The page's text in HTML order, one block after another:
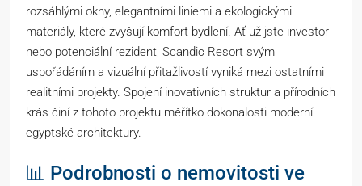
rozsáhlými okny, elegantními liniemi a ekologickými
materiály, které zvyšují komfort bydlení. Ať už jste investor
nebo potenciální rezident, Scandic Resort svým
uspořádáním a vizuální přitažlivostí vyniká mezi ostatními
realitními projekty. Spojení inovativních struktur a přírodních
krás činí z tohoto projektu měřítko dokonalosti moderní
egyptské architektury.
📊 Podrobnosti o nemovitosti ve